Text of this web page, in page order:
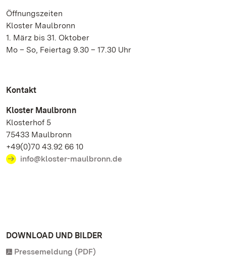
Öffnungszeiten
Kloster Maulbronn
1. März bis 31. Oktober
Mo – So, Feiertag 9.30 – 17.30 Uhr
Kontakt
Kloster Maulbronn
Klosterhof 5
75433 Maulbronn
+49(0)70 43.92 66 10
info@kloster-maulbronn.de
DOWNLOAD UND BILDER
Pressemeldung (PDF)